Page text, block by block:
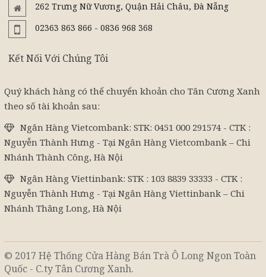
262 Trưng Nữ Vương, Quận Hải Châu, Đà Nẵng
02363 863 866 - 0836 968 368
Kết Nối Với Chúng Tôi
Quý khách hàng có thể chuyển khoản cho Tân Cương Xanh
theo số tài khoản sau:
Ngân Hàng Vietcombank: STK: 0451 000 291574 - CTK :
Nguyễn Thành Hưng - Tại Ngân Hàng Vietcombank – Chi
Nhánh Thành Công, Hà Nội
Ngân Hàng Viettinbank: STK : 103 8839 33333 - CTK :
Nguyễn Thành Hưng - Tại Ngân Hàng Viettinbank – Chi
Nhánh Thăng Long, Hà Nội
© 2017 Hệ Thống Cửa Hàng Bán Trà Ô Long Ngon Toàn
Quốc - C.ty Tân Cương Xanh.